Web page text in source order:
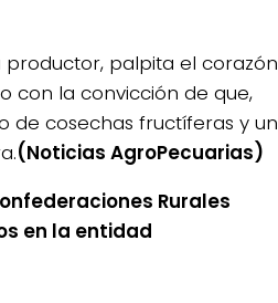
palpita el corazón
con la convicción de que,
de cosechas fructíferas y un
(Noticias AgroPecuarias)
Rurales
en la entidad